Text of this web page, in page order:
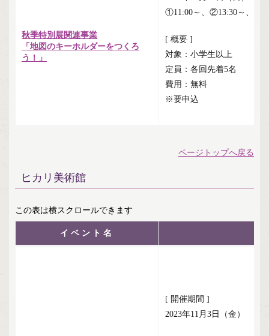
秋季特別展関連事業
「地図のキーホルダーをつくろ
う！」
①11:00～、②13:30～、
[ 概要 ]
対象：小学生以上
定員：各回先着5名
費用：無料
※要申込
ページトップへ戻る
ヒカリ美術館
イベント名
[ 開催期間 ]
2023年11月3日（金）